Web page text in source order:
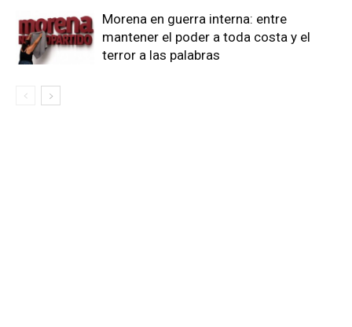
Morena en guerra interna: entre
mantener el poder a toda costa y el
terror a las palabras